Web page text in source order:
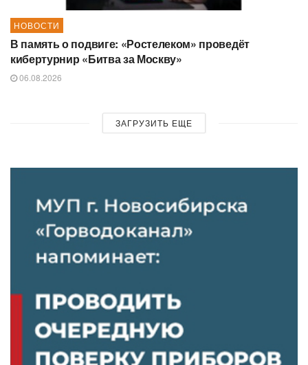
НОВОСТИ
В память о подвиге: «Ростелеком» проведёт
кибертурнир «Битва за Москву»
06.08.2026
ЗАГРУЗИТЬ ЕЩЕ